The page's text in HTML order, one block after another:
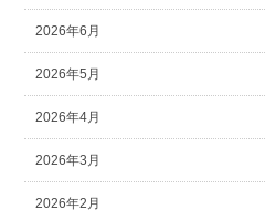
2026年6月
2026年5月
2026年4月
2026年3月
2026年2月